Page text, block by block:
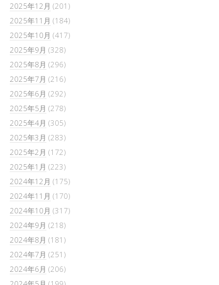
2025年12月 (201)
2025年11月 (184)
2025年10月 (417)
2025年9月 (328)
2025年8月 (296)
2025年7月 (216)
2025年6月 (292)
2025年5月 (278)
2025年4月 (305)
2025年3月 (283)
2025年2月 (172)
2025年1月 (223)
2024年12月 (175)
2024年11月 (170)
2024年10月 (317)
2024年9月 (218)
2024年8月 (181)
2024年7月 (251)
2024年6月 (206)